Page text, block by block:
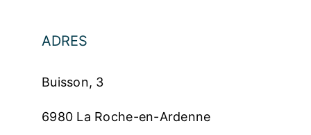
ADRES
Buisson, 3
6980 La Roche-en-Ardenne